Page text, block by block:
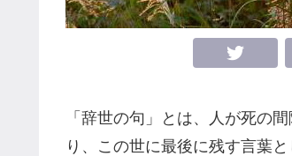
「辞世の句」とは、人が死の
り、この世に最後に残す言葉